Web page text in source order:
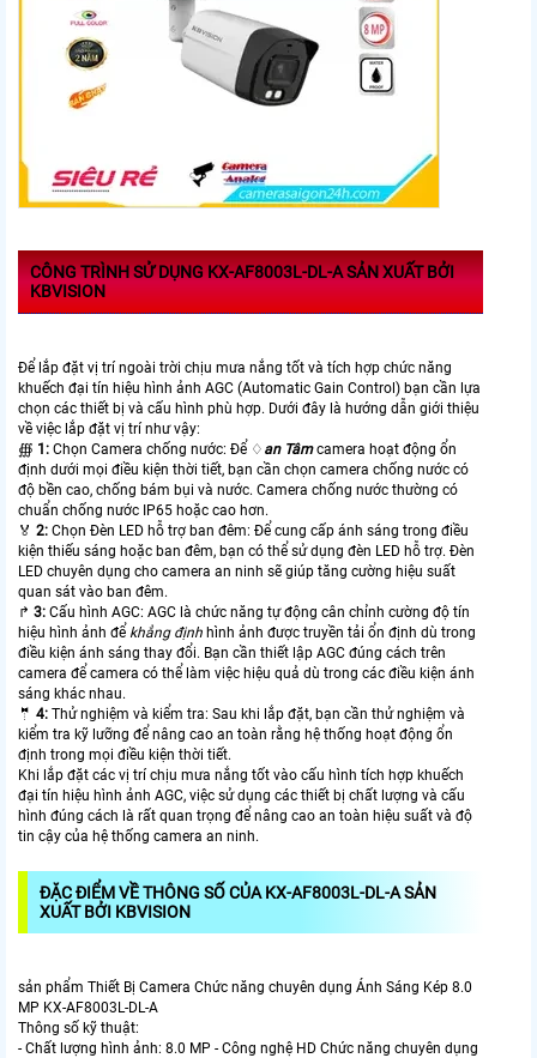
CÔNG TRÌNH SỬ DỤNG KX-AF8003L-DL-A SẢN XUẤT BỞI
KBVISION
Để lắp đặt vị trí ngoài trời chịu mưa nắng tốt và tích hợp chức năng
khuếch đại tín hiệu hình ảnh AGC (Automatic Gain Control) bạn cần lựa
chọn các thiết bị và cấu hình phù hợp. Dưới đây là hướng dẫn giới thiệu
về việc lắp đặt vị trí như vậy:
∰ 1: Chọn Camera chống nước: Để ♢ an Tâmcamera hoạt động ổn
định dưới mọi điều kiện thời tiết, bạn cần chọn camera chống nước có
độ bền cao, chống bám bụi và nước. Camera chống nước thường có
chuẩn chống nước IP65 hoặc cao hơn.
️🏅 2: Chọn Đèn LED hỗ trợ ban đêm: Để cung cấp ánh sáng trong điều
kiện thiếu sáng hoặc ban đêm, bạn có thể sử dụng đèn LED hỗ trợ. Đèn
LED chuyên dụng cho camera an ninh sẽ giúp tăng cường hiệu suất
quan sát vào ban đêm.
️↱ 3: Cấu hình AGC: AGC là chức năng tự động cân chỉnh cường độ tín
hiệu hình ảnh để khẳng định hình ảnh được truyền tải ổn định dù trong
điều kiện ánh sáng thay đổi. Bạn cần thiết lập AGC đúng cách trên
camera để camera có thể làm việc hiệu quả dù trong các điều kiện ánh
sáng khác nhau.
🤵 4: Thử nghiệm và kiểm tra: Sau khi lắp đặt, bạn cần thử nghiệm và
kiểm tra kỹ lưỡng để nâng cao an toàn rằng hệ thống hoạt động ổn
định trong mọi điều kiện thời tiết.
Khi lắp đặt các vị trí chịu mưa nắng tốt vào cấu hình tích hợp khuếch
đại tín hiệu hình ảnh AGC, việc sử dụng các thiết bị chất lượng và cấu
hình đúng cách là rất quan trọng để nâng cao an toàn hiệu suất và độ
tin cậy của hệ thống camera an ninh.
ĐẶC ĐIỂM VỀ THÔNG SỐ CỦA KX-AF8003L-DL-A SẢN
XUẤT BỞI KBVISION
sản phẩm Thiết Bị Camera Chức năng chuyên dụng Ánh Sáng Kép 8.0
MP KX-AF8003L-DL-A
Thông số kỹ thuật:
- Chất lượng hình ảnh: 8.0 MP - Công nghệ HD Chức năng chuyên dụng